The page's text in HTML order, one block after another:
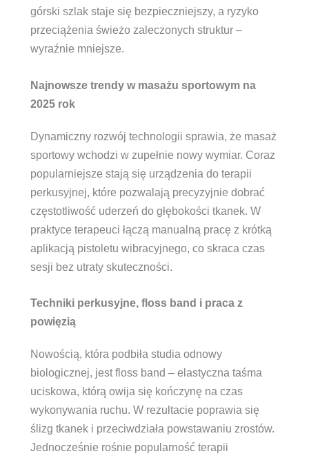
górski szlak staje się bezpieczniejszy, a ryzyko
przeciążenia świeżo zaleczonych struktur –
wyraźnie mniejsze.
Najnowsze trendy w masażu sportowym na
2025 rok
Dynamiczny rozwój technologii sprawia, że masaż
sportowy wchodzi w zupełnie nowy wymiar. Coraz
popularniejsze stają się urządzenia do terapii
perkusyjnej, które pozwalają precyzyjnie dobrać
częstotliwość uderzeń do głębokości tkanek. W
praktyce terapeuci łączą manualną pracę z krótką
aplikacją pistoletu wibracyjnego, co skraca czas
sesji bez utraty skuteczności.
Techniki perkusyjne, floss band i praca z
powięzią
Nowością, która podbiła studia odnowy
biologicznej, jest floss band – elastyczna taśma
uciskowa, którą owija się kończynę na czas
wykonywania ruchu. W rezultacie poprawia się
ślizg tkanek i przeciwdziała powstawaniu zrostów.
Jednocześnie rośnie popularność terapii